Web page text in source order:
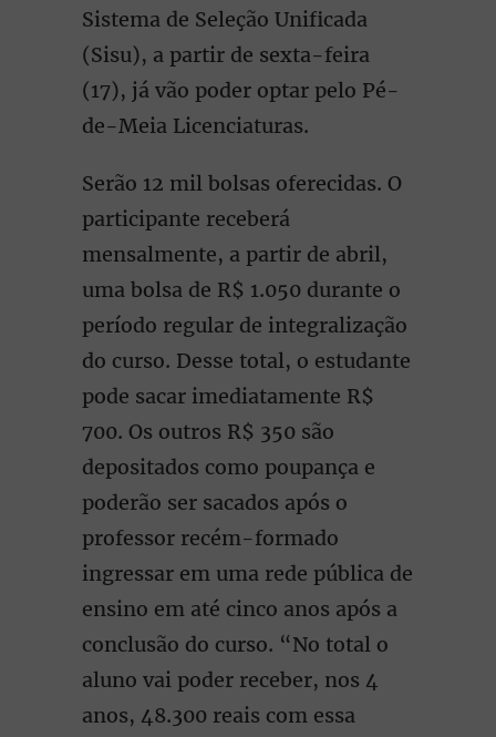
Sistema de Seleção Unificada
(Sisu), a partir de sexta-feira
(17), já vão poder optar pelo Pé-
de-Meia Licenciaturas.
Serão 12 mil bolsas oferecidas. O
participante receberá
mensalmente, a partir de abril,
uma bolsa de R$ 1.050 durante o
período regular de integralização
do curso. Desse total, o estudante
pode sacar imediatamente R$
700. Os outros R$ 350 são
depositados como poupança e
poderão ser sacados após o
professor recém-formado
ingressar em uma rede pública de
ensino em até cinco anos após a
conclusão do curso. “No total o
aluno vai poder receber, nos 4
anos, 48.300 reais com essa